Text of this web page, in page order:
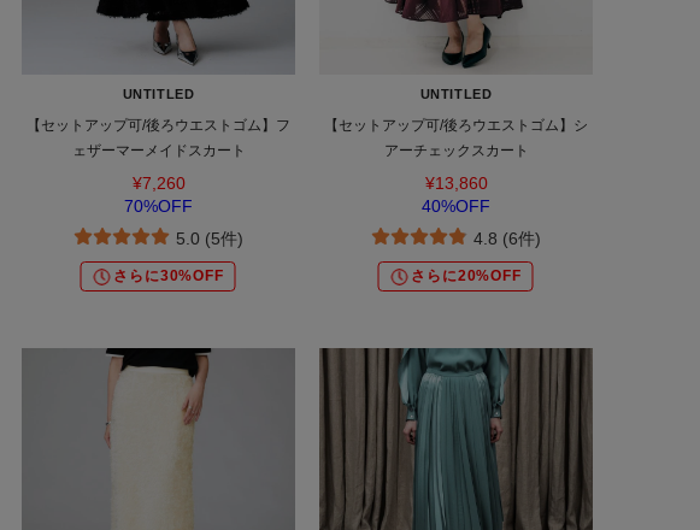
UNTITLED
【セットアップ可/後ろウエストゴム】フ
ェザーマーメイドスカート
¥7,260
70%OFF
5.0 (5件)
さらに30%OFF
UNTITLED
【セットアップ可/後ろウエストゴム】シ
アーチェックスカート
¥13,860
40%OFF
4.8 (6件)
さらに20%OFF